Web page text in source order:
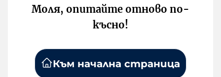
Моля, опитайте отново по-
късно!
Към начална страница